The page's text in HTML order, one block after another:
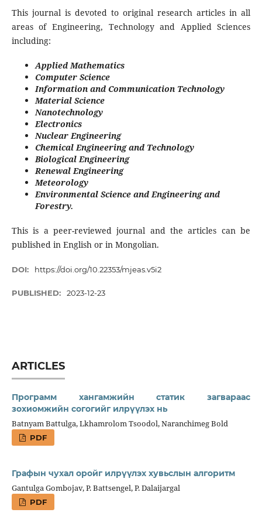
This journal is devoted to original research articles in all
areas of Engineering, Technology and Applied Sciences
including:
Applied Mathematics
Computer Science
Information and Communication Technology
Material Science
Nanotechnology
Electronics
Nuclear Engineering
Chemical Engineering and Technology
Biological Engineering
Renewal Engineering
Meteorology
Environmental Science and Engineering and
Forestry.
This is a peer-reviewed journal and the articles can be
published in English or in Mongolian.
DOI: https://doi.org/10.22353/mjeas.v5i2
PUBLISHED: 2023-12-23
ARTICLES
Программ хангамжийн статик загвараас
зохиомжийн согогийг илрүүлэх нь
Batnyam Battulga, Lkhamrolom Tsoodol, Naranchimeg Bold
PDF
Графын чухал оройг илрүүлэх хувьслын алгоритм
Gantulga Gombojav, P. Battsengel, P. Dalaijargal
PDF